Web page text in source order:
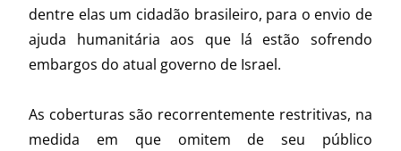
dentre elas um cidadão brasileiro, para o envio de
ajuda humanitária aos que lá estão sofrendo
embargos do atual governo de Israel.
As coberturas são recorrentemente restritivas, na
medida em que omitem de seu público